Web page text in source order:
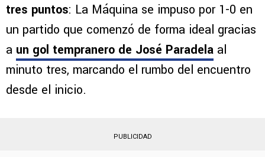
tres puntos: La Máquina se impuso por 1-0 en
un partido que comenzó de forma ideal gracias
a un gol tempranero de José Paradela al
minuto tres, marcando el rumbo del encuentro
desde el inicio.
PUBLICIDAD